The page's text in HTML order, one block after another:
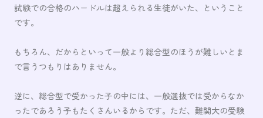
試験での合格のハードルは超えられる生徒がいた、ということ
です。
もちろん、だからといって一般より総合型のほうが難しいとま
で言うつもりはありません。
逆に、総合型で受かった子の中には、一般選抜では受からなか
ったであろう子もたくさんいるからです。ただ、難関大の受験